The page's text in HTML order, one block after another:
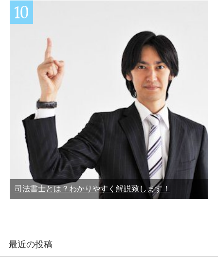
司法書士とは？わかりやすく解説致します！
最近の投稿